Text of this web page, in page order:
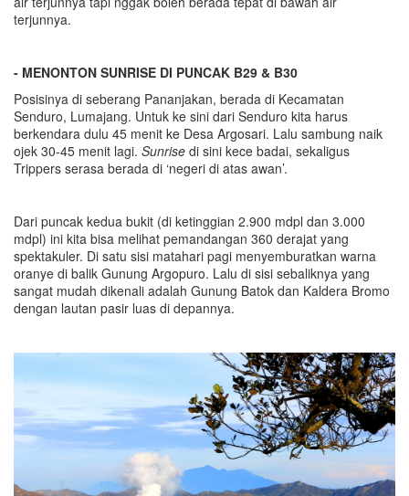
terjunnya.
- MENONTON SUNRISE DI PUNCAK B29 & B30
Posisinya di seberang Pananjakan, berada di Kecamatan
Senduro, Lumajang. Untuk ke sini dari Senduro kita harus
berkendara dulu 45 menit ke Desa Argosari. Lalu sambung naik
ojek 30-45 menit lagi. Sunrise di sini kece badai, sekaligus
Trippers serasa berada di ‘negeri di atas awan’.
Dari puncak kedua bukit (di ketinggian 2.900 mdpl dan 3.000
mdpl) ini kita bisa melihat pemandangan 360 derajat yang
spektakuler. Di satu sisi matahari pagi menyemburatkan warna
oranye di balik Gunung Argopuro. Lalu di sisi sebaliknya yang
sangat mudah dikenali adalah Gunung Batok dan Kaldera Bromo
dengan lautan pasir luas di depannya.